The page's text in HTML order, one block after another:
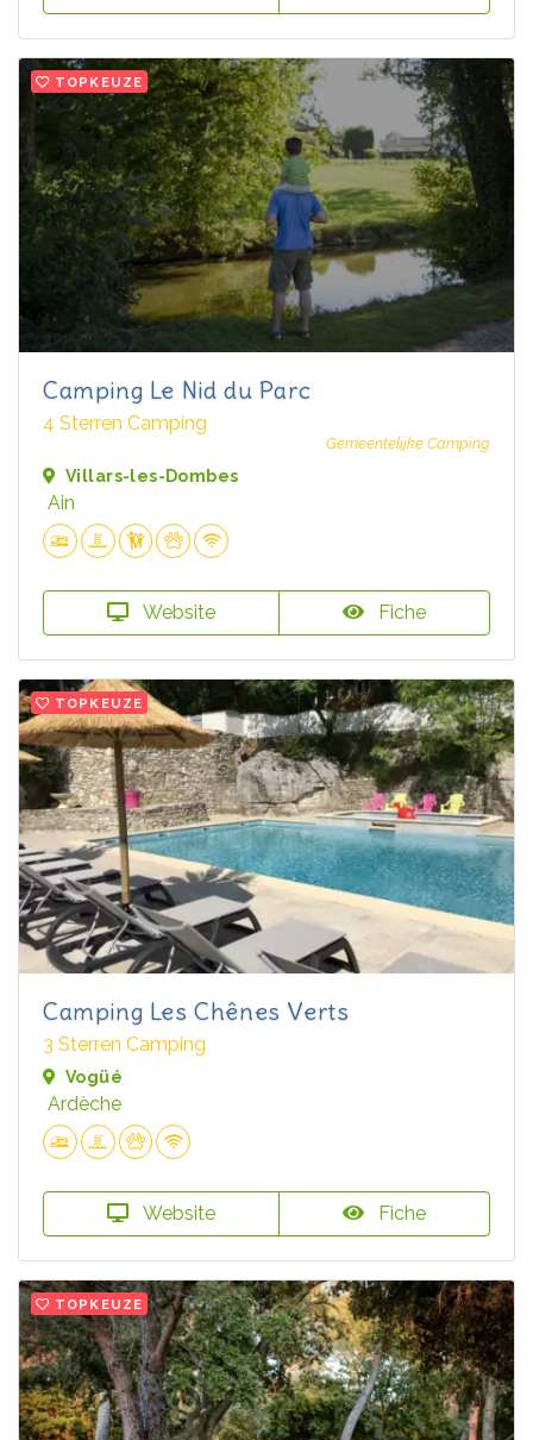
TOPKEUZE
Camping Le Nid du Parc
4 Sterren Camping
Gemeentelijke Camping
Villars-les-Dombes
Ain
Website Fiche
TOPKEUZE
Camping Les Chênes Verts
3 Sterren Camping
Vogüé
Ardèche
Website Fiche
TOPKEUZE